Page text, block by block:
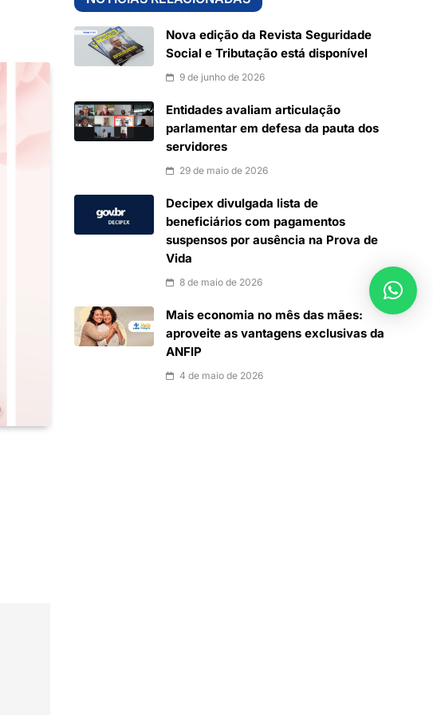
Nova edição da Revista Seguridade
Social e Tributação está disponível
9 de junho de 2026
Entidades avaliam articulação
parlamentar em defesa da pauta dos
servidores
29 de maio de 2026
Decipex divulgada lista de
beneficiários com pagamentos
suspensos por ausência na Prova de
Vida
8 de maio de 2026
Mais economia no mês das mães:
aproveite as vantagens exclusivas da
ANFIP
4 de maio de 2026